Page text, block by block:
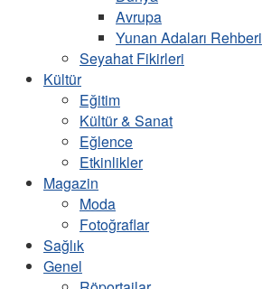
Avrupa
Yunan Adaları Rehberi
Seyahat Fikirleri
Kültür
Eğitim
Kültür & Sanat
Eğlence
Etkinlikler
Magazin
Moda
Fotoğraflar
Sağlık
Genel